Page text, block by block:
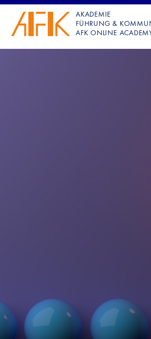
AKADEMIE
FÜHRUNG &
AFK ONLINE